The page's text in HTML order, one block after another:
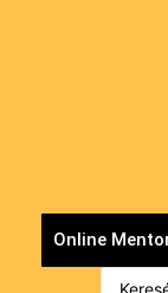
Online